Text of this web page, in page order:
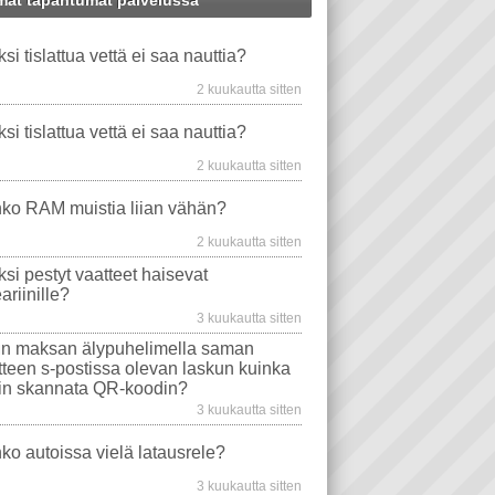
PLAYER
TIETOKONEET
PROSESSORIT WINDOWS VISTA
NÄYTÖT WINDOWS 10
WLAN
AJURIT VIRUSTORJUNTA
YOUTUBE
VIDEON TOISTO SAMSUNG
tislattua vettä ei saa nauttia?
2 kuukautta sitten
tislattua vettä ei saa nauttia?
2 kuukautta sitten
RAM muistia liian vähän?
2 kuukautta sitten
pestyt vaatteet haisevat
3 kuukautta sitten
maksan älypuhelimella saman
s-postissa olevan laskun kuinka
skannata QR-koodin?
3 kuukautta sitten
autoissa vielä latausrele?
3 kuukautta sitten